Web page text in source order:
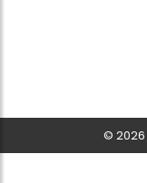
© 2026